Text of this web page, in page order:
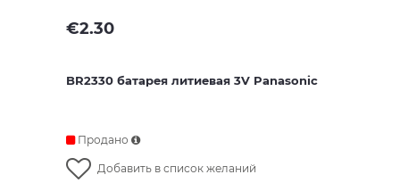
€2.30
BR2330 батарея литиевая 3V Panasonic
Продано
Добавить в список желаний